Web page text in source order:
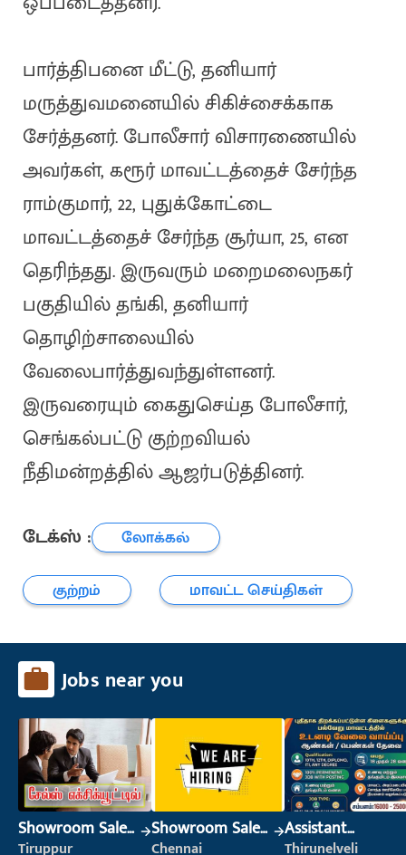
பார்த்திபனை மீட்டு, தனியார்
மருத்துவமனையில் சிகிச்சைக்காக
சேர்த்தனர். போலீசார் விசாரணையில்
அவர்கள், கரூர் மாவட்டத்தைச் சேர்ந்த
ராம்குமார், 22, புதுக்கோட்டை
மாவட்டத்தைச் சேர்ந்த சூர்யா, 25, என
தெரிந்தது. இருவரும் மறைமலைநகர்
பகுதியில் தங்கி, தனியார்
தொழிற்சாலையில்
வேலைபார்த்துவந்துள்ளனர்.
இருவரையும் கைதுசெய்த போலீசார்,
செங்கல்பட்டு குற்றவியல்
நீதிமன்றத்தில் ஆஜர்படுத்தினர்.
டேக்ஸ் :
லோக்கல்
குற்றம்
மாவட்ட செய்திகள்
Jobs near you
Showroom Sales
Executive (Retail
Tiruppur
Showroom Sales
Executive (Retail
Chennai
Assistant
Manager
Thirunelveli